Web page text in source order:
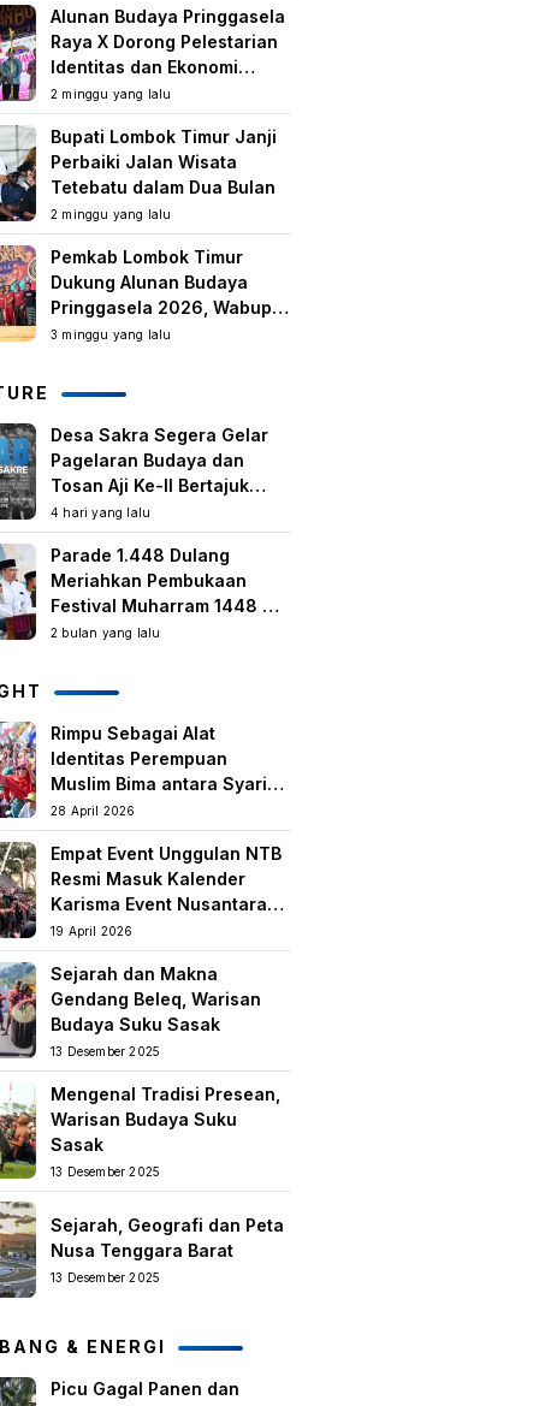
Alunan Budaya Pringgasela
Raya X Dorong Pelestarian
Identitas dan Ekonomi
Masyarakat
2 minggu yang lalu
Bupati Lombok Timur Janji
Perbaiki Jalan Wisata
Tetebatu dalam Dua Bulan
2 minggu yang lalu
Pemkab Lombok Timur
Dukung Alunan Budaya
Pringgasela 2026, Wabup:
Kegiatan Berbasis
3 minggu yang lalu
Desa Sakra Segera Gelar
Pagelaran Budaya dan
Tosan Aji Ke-II Bertajuk
Samuhita Sakre
4 hari yang lalu
Parade 1.448 Dulang
Meriahkan Pembukaan
Festival Muharram 1448 H
di Lombok Timur
2 bulan yang lalu
Rimpu Sebagai Alat
Identitas Perempuan
Muslim Bima antara Syariat,
Tradisi lokal, dan
Manifestasi Nilai-nilai
keislaman
28 April 2026
Empat Event Unggulan NTB
Resmi Masuk Kalender
Karisma Event Nusantara
(KEN) 2026
19 April 2026
Sejarah dan Makna
Gendang Beleq, Warisan
Budaya Suku Sasak
13 Desember 2025
Mengenal Tradisi Presean,
Warisan Budaya Suku
Sasak
13 Desember 2025
Sejarah, Geografi dan Peta
Nusa Tenggara Barat
13 Desember 2025
& ENERGI
Picu Gagal Panen dan